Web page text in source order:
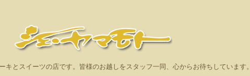
キとスイーツの店です。皆様のお越しをスタッフ一同、心からお待ちしています。